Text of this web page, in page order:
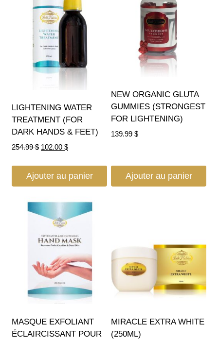
LIGHTENING WATER
TREATMENT (FOR
DARK HANDS & FEET)
254.99$ 102.00 $
Ajouter au panier
NEW ORGANIC GLUTA
GUMMIES (STRONGEST
FOR LIGHTENING)
139.99 $
Ajouter au panier
MASQUE EXFOLIANT
ÉCLAIRCISSANT POUR
MIRACLE EXTRA WHITE
(250ML)